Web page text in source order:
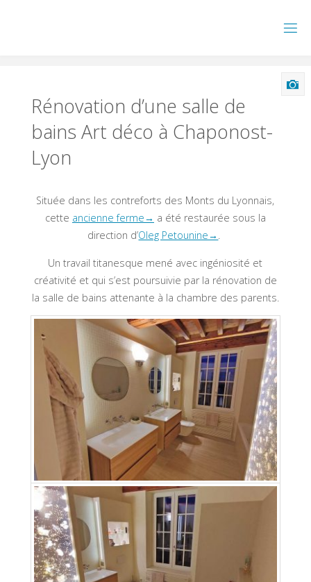
Rénovation d’une salle de
bains Art déco à Chaponost-
Lyon
Située dans les contreforts des Monts du Lyonnais,
cette ancienne ferme→ a été restaurée sous la
direction d’Oleg Petounine→ .
Un travail titanesque mené avec ingéniosité et
créativité et qui s’est poursuivie par la rénovation de
la salle de bains attenante à la chambre des parents.